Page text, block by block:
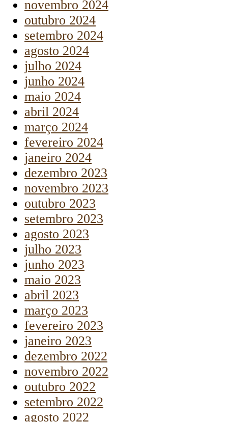
novembro 2024
outubro 2024
setembro 2024
agosto 2024
julho 2024
junho 2024
maio 2024
abril 2024
março 2024
fevereiro 2024
janeiro 2024
dezembro 2023
novembro 2023
outubro 2023
setembro 2023
agosto 2023
julho 2023
junho 2023
maio 2023
abril 2023
março 2023
fevereiro 2023
janeiro 2023
dezembro 2022
novembro 2022
outubro 2022
setembro 2022
agosto 2022